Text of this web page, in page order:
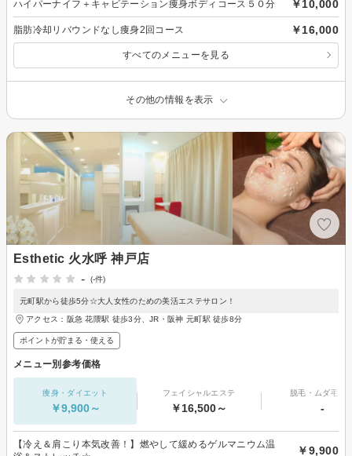
ハイパーナイフ＋キャビテーション痩身ボディコース５０分 ￥10,000
脂肪冷却リバウンドなし痩身2回コース ￥16,000
すべてのメニューを見る
その他の情報を表示
Esthetic 火水呼 神戸店
-
(-件)
元町駅から徒歩5分☆大人女性のための美活エステサロン！
アクセス：阪急 花隈駅 徒歩3分、JR・阪神 元町駅 徒歩8分
ポイントが貯まる・使える
メニュー別参考価格
痩身・ダイエット
￥9,900～
フェイシャルエステ
￥16,500～
脱毛・ムダ毛処
-
【冷え＆肩こり本気改善！】燃やして緩めるゲルマニウム温
￥9,900